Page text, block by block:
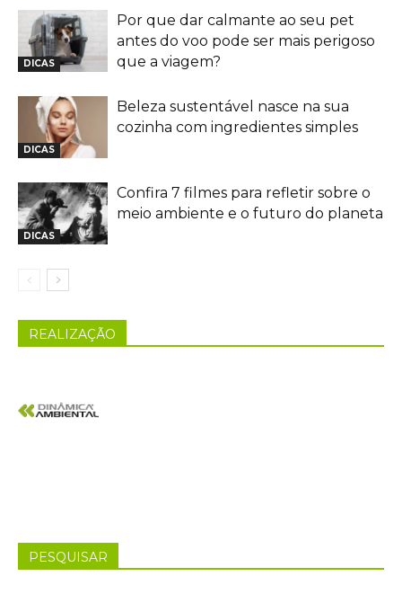
DICAS
Por que dar calmante ao seu pet
antes do voo pode ser mais perigoso
que a viagem?
DICAS
Beleza sustentável nasce na sua
cozinha com ingredientes simples
DICAS
Confira 7 filmes para refletir sobre o
meio ambiente e o futuro do planeta
REALIZAÇÃO
PESQUISAR